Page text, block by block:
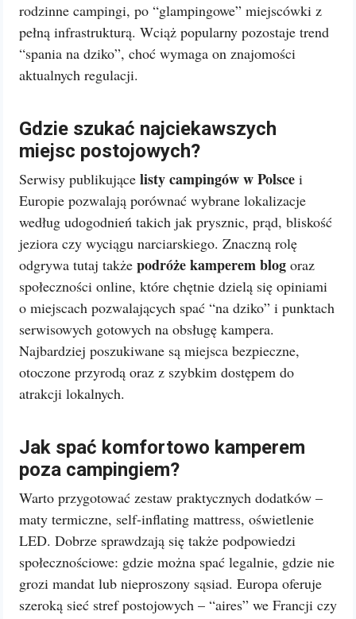
rodzinne campingi, po “glampingowe” miejscówki z
pełną infrastrukturą. Wciąż popularny pozostaje trend
“spania na dziko”, choć wymaga on znajomości
aktualnych regulacji.
Gdzie szukać najciekawszych
miejsc postojowych?
Serwisy publikujące listy campingów w Polsce i
Europie pozwalają porównać wybrane lokalizacje
według udogodnień takich jak prysznic, prąd, bliskość
jeziora czy wyciągu narciarskiego. Znaczną rolę
odgrywa tutaj także podróże kamperem blog oraz
społeczności online, które chętnie dzielą się opiniami
o miejscach pozwalających spać “na dziko” i punktach
serwisowych gotowych na obsługę kampera.
Najbardziej poszukiwane są miejsca bezpieczne,
otoczone przyrodą oraz z szybkim dostępem do
atrakcji lokalnych.
Jak spać komfortowo kamperem
poza campingiem?
Warto przygotować zestaw praktycznych dodatków –
maty termiczne, self-inflating mattress, oświetlenie
LED. Dobrze sprawdzają się także podpowiedzi
społecznościowe: gdzie można spać legalnie, gdzie nie
grozi mandat lub nieproszony sąsiad. Europa oferuje
szeroką sieć stref postojowych – “aires” we Francji czy